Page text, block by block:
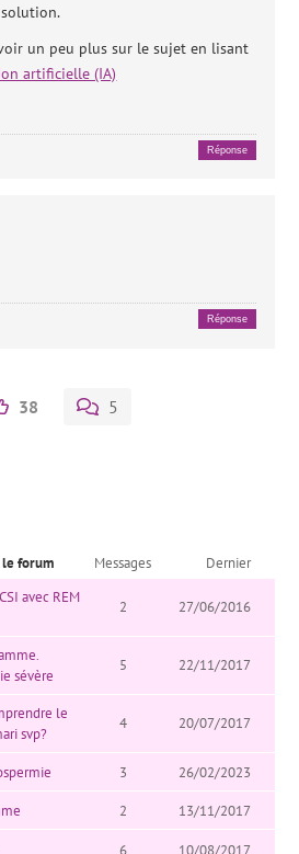
un peu plus sur le sujet en lisant
artificielle (IA)
Réponse
Réponse
38 5
le forum Messages
Dernier
avec REM
2 27/06/2016
sévère
5 22/11/2017
le
svp?
4 20/07/2017
3 26/02/2023
2 13/11/2017
6 10/08/2017